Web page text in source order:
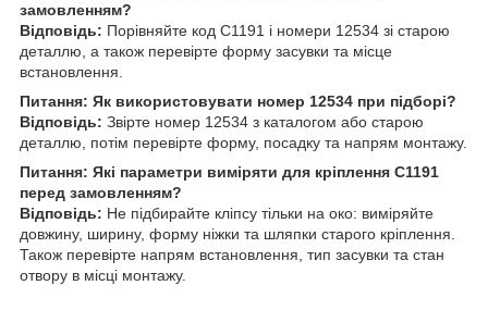
замовленням?
Відповідь: Порівняйте код C1191 і номери 12534 зі старою
деталлю, а також перевірте форму засувки та місце
встановлення.
Питання: Як використовувати номер 12534 при підборі?
Відповідь: Звірте номер 12534 з каталогом або старою
деталлю, потім перевірте форму, посадку та напрям монтажу.
Питання: Які параметри виміряти для кріплення C1191
перед замовленням?
Відповідь: Не підбирайте кліпсу тільки на око: виміряйте
довжину, ширину, форму ніжки та шляпки старого кріплення.
Також перевірте напрям встановлення, тип засувки та стан
отвору в місці монтажу.